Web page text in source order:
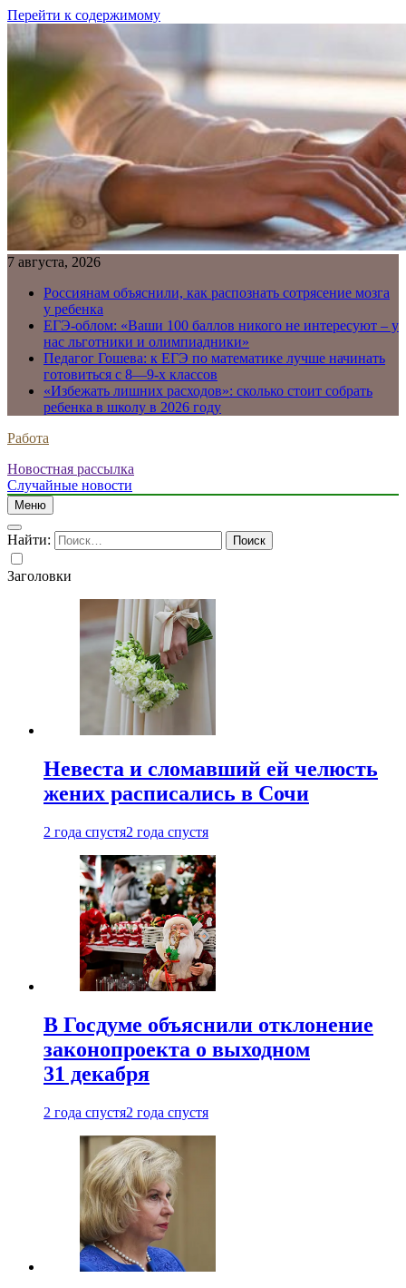
Перейти к содержимому
7 августа, 2026
Россиянам объяснили, как распознать сотрясение мозга
у ребенка
ЕГЭ-облом: «Ваши 100 баллов никого не интересуют – у
нас льготники и олимпиадники»
Педагог Гошева: к ЕГЭ по математике лучше начинать
готовиться с 8—9-х классов
«Избежать лишних расходов»: сколько стоит собрать
ребенка в школу в 2026 году
Работа
Новостная рассылка
Случайные новости
Меню
Найти:
Заголовки
Невеста и сломавший ей челюсть
жених расписались в Сочи
2 года спустя2 года спустя
В Госдуме объяснили отклонение
законопроекта о выходном
31 декабря
2 года спустя2 года спустя